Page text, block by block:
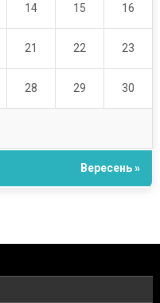
14 15 16
21 22 23
28 29 30
Вересень »